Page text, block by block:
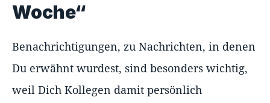
Woche“
Benachrichtigungen, zu Nachrichten, in denen
Du erwähnt wurdest, sind besonders wichtig,
weil Dich Kollegen damit persönlich